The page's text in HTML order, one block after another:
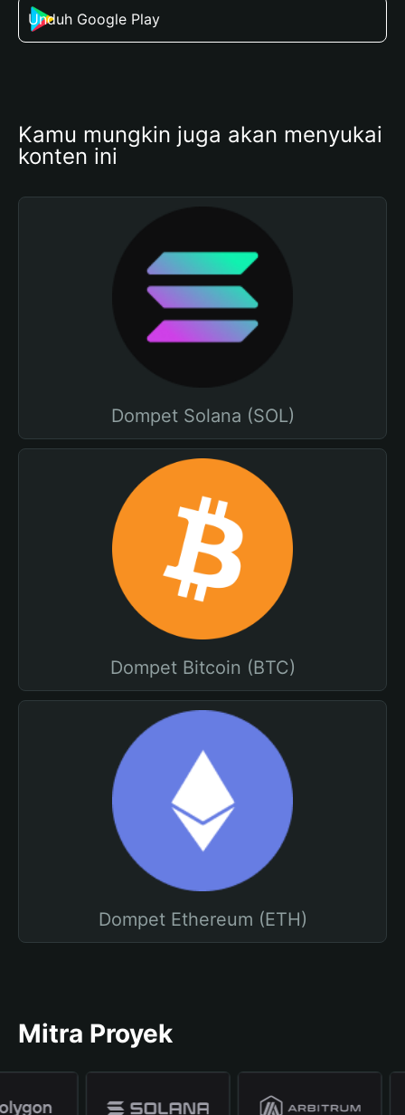
Unduh Google Play
Kamu mungkin juga akan menyukai
konten ini
Dompet Solana (SOL)
Dompet Bitcoin (BTC)
Dompet Ethereum (ETH)
Mitra Proyek